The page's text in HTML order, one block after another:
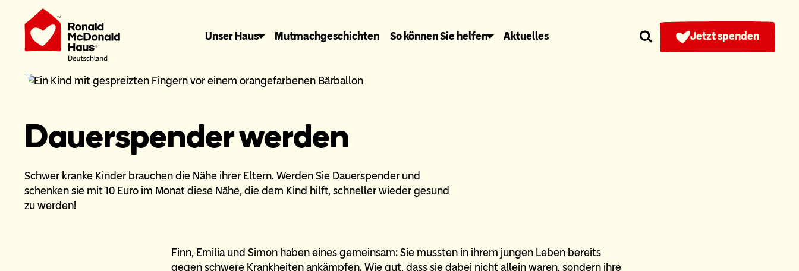
Unser Haus Mutmachgeschichten So können Sie helfen Aktuelles Jetzt spenden
Dauerspender werden
Schwer kranke Kinder brauchen die Nähe ihrer Eltern. Werden Sie Dauerspender und
schenken sie mit 10 Euro im Monat diese Nähe, die dem Kind hilft, schneller wieder gesund
zu werden!
Finn, Emilia und Simon haben eines gemeinsam: Sie mussten in ihrem jungen Leben bereits
gegen schwere Krankheiten ankämpfen. Wie gut, dass sie dabei nicht allein waren, sondern ihre